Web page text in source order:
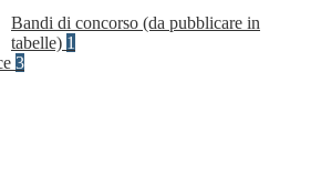
Bandi di concorso (da pubblicare in
tabelle) 1
3